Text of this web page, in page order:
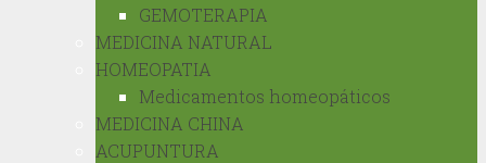
GEMOTERAPIA
MEDICINA NATURAL
HOMEOPATIA
Medicamentos homeopáticos
MEDICINA CHINA
ACUPUNTURA